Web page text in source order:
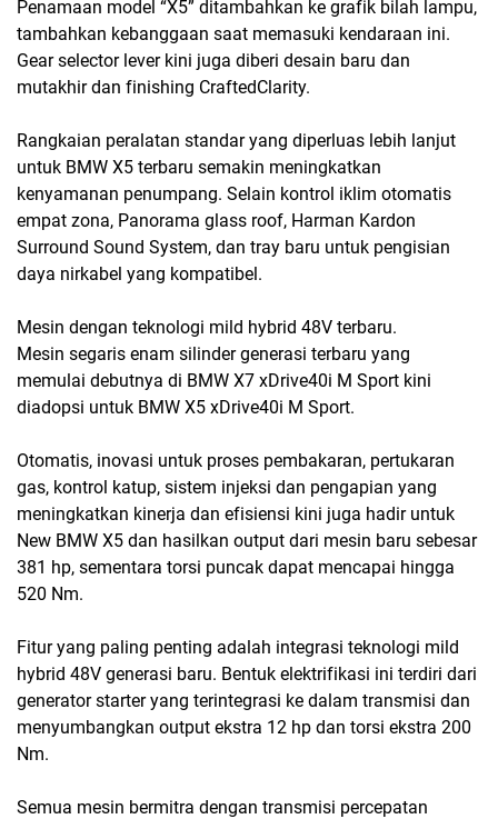
Penamaan model “X5” ditambahkan ke grafik bilah lampu,
tambahkan kebanggaan saat memasuki kendaraan ini.
Gear selector lever kini juga diberi desain baru dan
mutakhir dan finishing CraftedClarity.
Rangkaian peralatan standar yang diperluas lebih lanjut
untuk BMW X5 terbaru semakin meningkatkan
kenyamanan penumpang. Selain kontrol iklim otomatis
empat zona, Panorama glass roof, Harman Kardon
Surround Sound System, dan tray baru untuk pengisian
daya nirkabel yang kompatibel.
Mesin dengan teknologi mild hybrid 48V terbaru.
Mesin segaris enam silinder generasi terbaru yang
memulai debutnya di BMW X7 xDrive40i M Sport kini
diadopsi untuk BMW X5 xDrive40i M Sport.
Otomatis, inovasi untuk proses pembakaran, pertukaran
gas, kontrol katup, sistem injeksi dan pengapian yang
meningkatkan kinerja dan efisiensi kini juga hadir untuk
New BMW X5 dan hasilkan output dari mesin baru sebesar
381 hp, sementara torsi puncak dapat mencapai hingga
520 Nm.
Fitur yang paling penting adalah integrasi teknologi mild
hybrid 48V generasi baru. Bentuk elektrifikasi ini terdiri dari
generator starter yang terintegrasi ke dalam transmisi dan
menyumbangkan output ekstra 12 hp dan torsi ekstra 200
Nm.
Semua mesin bermitra dengan transmisi percepatan